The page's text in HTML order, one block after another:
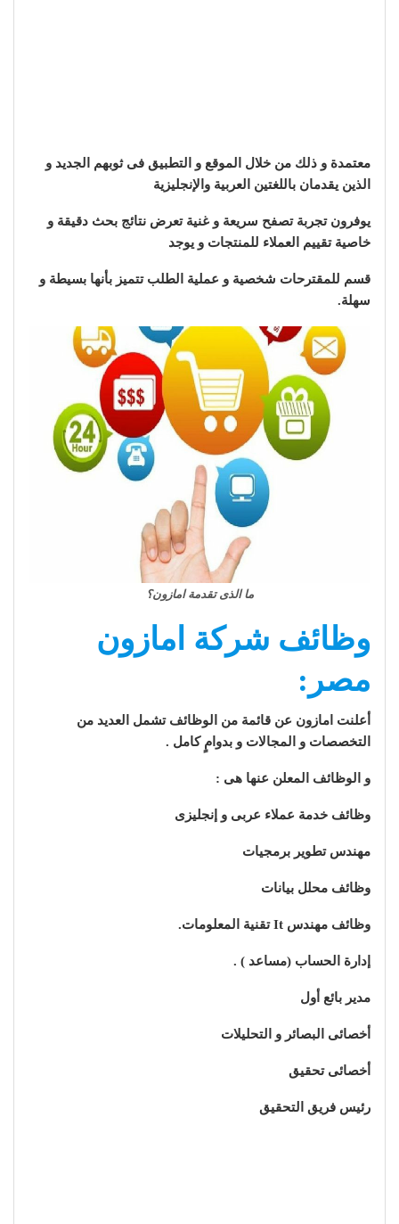
معتمدة و ذلك من خلال الموقع و التطبيق فى ثوبهم الجديد و
الذين يقدمان باللغتين العربية والإنجليزية
يوفرون تجربة تصفح سريعة و غنية تعرض نتائج بحث دقيقة و
خاصية تقييم العملاء للمنتجات و يوجد
قسم للمقترحات شخصية و عملية الطلب تتميز بأنها بسيطة و
سهلة.
ما الذى تقدمة امازون؟
وظائف شركة امازون
مصر:
أعلنت امازون عن قائمة من الوظائف تشمل العديد من
التخصصات و المجالات و بدوامٍ كامل .
و الوظائف المعلن عنها هى :
وظائف خدمة عملاء عربى و إنجليزى
مهندس تطوير برمجيات
وظائف محلل بيانات
وظائف مهندس It تقنية المعلومات.
إدارة الحساب (مساعد ) .
مدير بائع أول
أخصائى البصائر و التحليلات
أخصائى تحقيق
رئيس فريق التحقيق